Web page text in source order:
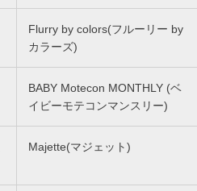
Flurry by colors(フルーリー by
カラーズ)
BABY Motecon MONTHLY (ベ
イビーモテコンマンスリー)
Majette(マジェット)